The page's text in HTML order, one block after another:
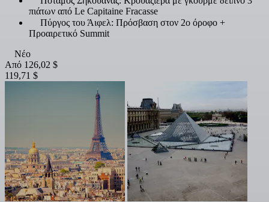
πιάτων από Le Capitaine Fracasse
Πύργος του Άιφελ: Πρόσβαση στον 2ο όροφο +
Προαιρετικό Summit
Νέο
Από 126,02 $
119,71 $